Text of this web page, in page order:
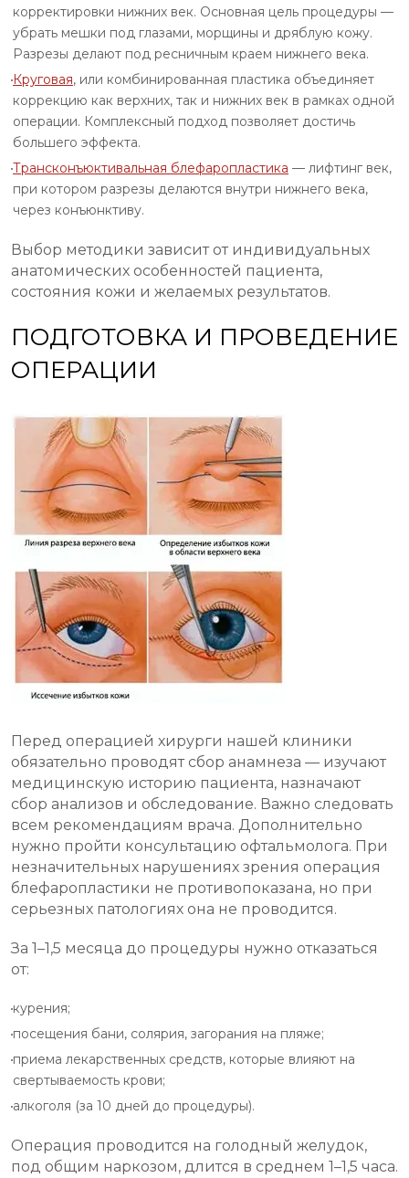
корректировки нижних век. Основная цель процедуры —
убрать мешки под глазами, морщины и дряблую кожу.
Разрезы делают под ресничным краем нижнего века.
Круговая, или комбинированная пластика объединяет
коррекцию как верхних, так и нижних век в рамках одной
операции. Комплексный подход позволяет достичь
большего эффекта.
Трансконъюктивальная блефаропластика — лифтинг век,
при котором разрезы делаются внутри нижнего века,
через конъюнктиву.
Выбор методики зависит от индивидуальных
анатомических особенностей пациента,
состояния кожи и желаемых результатов.
ПОДГОТОВКА И ПРОВЕДЕНИЕ
ОПЕРАЦИИ
Перед операцией хирурги нашей клиники
обязательно проводят сбор анамнеза — изучают
медицинскую историю пациента, назначают
сбор анализов и обследование. Важно следовать
всем рекомендациям врача. Дополнительно
нужно пройти консультацию офтальмолога. При
незначительных нарушениях зрения операция
блефаропластики не противопоказана, но при
серьезных патологиях она не проводится.
За 1–1,5 месяца до процедуры нужно отказаться
от:
курения;
посещения бани, солярия, загорания на пляже;
приема лекарственных средств, которые влияют на
свертываемость крови;
алкоголя (за 10 дней до процедуры).
Операция проводится на голодный желудок,
под общим наркозом, длится в среднем 1–1,5 часа.